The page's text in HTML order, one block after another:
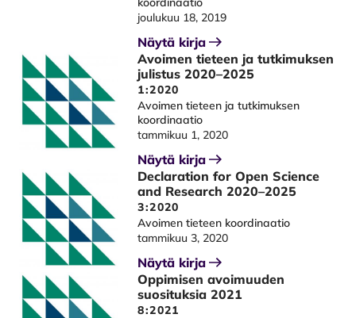
joulukuu 18, 2019
Näytä kirja
Avoimen tieteen ja tutkimuksen
julistus 2020–2025
1:2020
Avoimen tieteen ja tutkimuksen
koordinaatio
tammikuu 1, 2020
Näytä kirja
Declaration for Open Science
and Research 2020–2025
3:2020
Avoimen tieteen koordinaatio
tammikuu 3, 2020
Näytä kirja
Oppimisen avoimuuden
suosituksia 2021
8:2021